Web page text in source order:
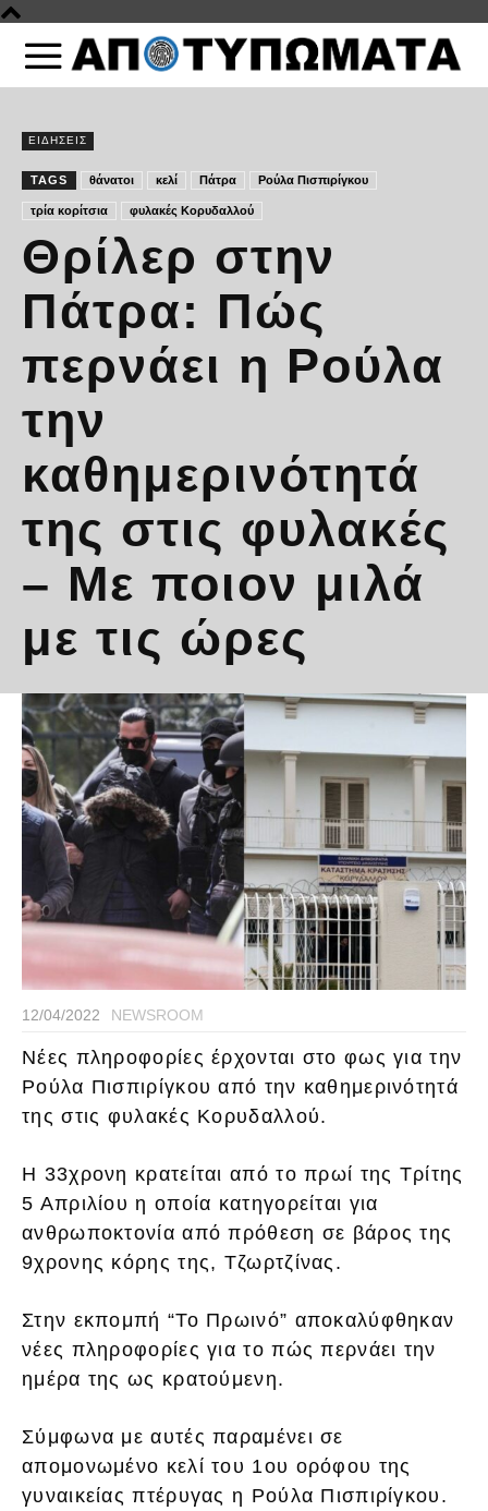
ΕΙΔΗΣΕΙΣ
TAGS θάνατοι κελί Πάτρα Ρούλα Πισπιρίγκου
τρία κορίτσια φυλακές Κορυδαλλού
Θρίλερ στην
Πάτρα: Πώς
περνάει η Ρούλα
την
καθημερινότητά
της στις φυλακές
– Με ποιον μιλά
με τις ώρες
12/04/2022 NEWSROOM
Νέες πληροφορίες έρχονται στο φως για την
Ρούλα Πισπιρίγκου από την καθημερινότητά
της στις φυλακές Κορυδαλλού.
Η 33χρονη κρατείται από το πρωί της Τρίτης
5 Απριλίου η οποία κατηγορείται για
ανθρωποκτονία από πρόθεση σε βάρος της
9χρονης κόρης της, Τζωρτζίνας.
Στην εκπομπή “Το Πρωινό” αποκαλύφθηκαν
νέες πληροφορίες για το πώς περνάει την
ημέρα της ως κρατούμενη.
Σύμφωνα με αυτές παραμένει σε
απομονωμένο κελί του 1ου ορόφου της
γυναικείας πτέρυγας η Ρούλα Πισπιρίγκου.